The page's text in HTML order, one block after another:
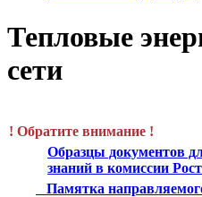
Тепловые
сети
! Обратите внимание !
Образцы документов
знаний в комиссии
Памятка